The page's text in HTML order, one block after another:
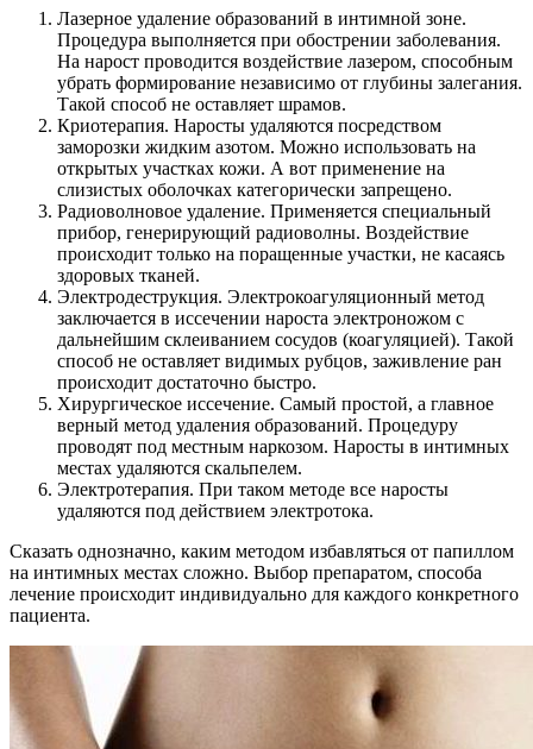
Лазерное удаление образований в интимной зоне.
Процедура выполняется при обострении заболевания.
На нарост проводится воздействие лазером, способным
убрать формирование независимо от глубины залегания.
Такой способ не оставляет шрамов.
Криотерапия. Наросты удаляются посредством
заморозки жидким азотом. Можно использовать на
открытых участках кожи. А вот применение на
слизистых оболочках категорически запрещено.
Радиоволновое удаление. Применяется специальный
прибор, генерирующий радиоволны. Воздействие
происходит только на поращенные участки, не касаясь
здоровых тканей.
Электродеструкция. Электрокоагуляционный метод
заключается в иссечении нароста электроножом с
дальнейшим склеиванием сосудов (коагуляцией). Такой
способ не оставляет видимых рубцов, заживление ран
происходит достаточно быстро.
Хирургическое иссечение. Самый простой, а главное
верный метод удаления образований. Процедуру
проводят под местным наркозом. Наросты в интимных
местах удаляются скальпелем.
Электротерапия. При таком методе все наросты
удаляются под действием электротока.
Сказать однозначно, каким методом избавляться от папиллом
на интимных местах сложно. Выбор препаратом, способа
лечение происходит индивидуально для каждого конкретного
пациента.